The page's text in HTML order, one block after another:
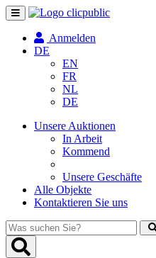
Navigation
umschalten
Anmelden
DE
EN
FR
NL
DE
Unsere Auktionen
In Arbeit
Kommend
Unsere Geschäfte
Alle Objekte
Kontaktieren Sie uns
Was
suchen
Sie?